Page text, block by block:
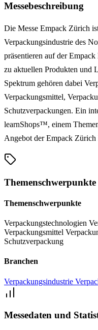
Messebeschreibung
Die Messe Empack Zürich
Verpackungsindustrie des
präsentieren auf der
zu aktuellen Produkten und
Spektrum gehören dabei
Verpackungsmittel,
Schutzverpackungen. Ein
learnShops™, einem
Angebot der Empack Zürich
Themenschwerpunkte
Verpackungstechnologien
Verpackungsmittel
Schutzverpackung
Branchen
Verpackungsindustrie
Messedaten und